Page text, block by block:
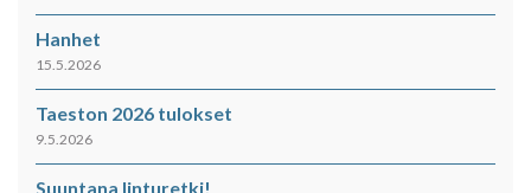
Hanhet
15.5.2026
Taeston 2026 tulokset
9.5.2026
Suuntana linturetki!